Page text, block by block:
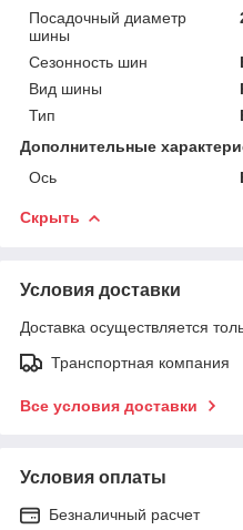
Посадочный диаметр
шины
Сезонность шин
Вид шины
Тип
Дополнительные
Ось
Скрыть
Условия доставки
Доставка осуществляется
Транспортная компания
Все условия доставки
Условия оплаты
Безналичный расчет